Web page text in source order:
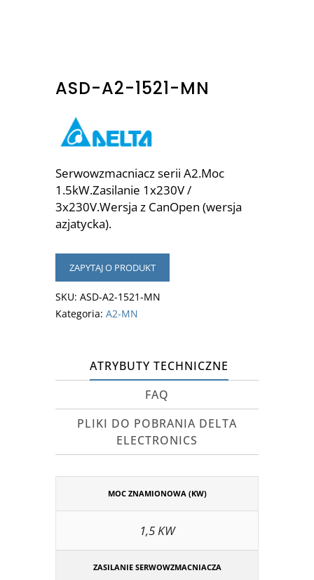
ASD-A2-1521-MN
Serwowzmacniacz serii A2.Moc
1.5kW.Zasilanie 1x230V /
3x230V.Wersja z CanOpen (wersja
azjatycka).
ZAPYTAJ O PRODUKT
SKU: ASD-A2-1521-MN
Kategoria: A2-MN
ATRYBUTY TECHNICZNE
FAQ
PLIKI DO POBRANIA DELTA
ELECTRONICS
MOC ZNAMIONOWA (KW)
1,5 KW
ZASILANIE SERWOWZMACNIACZA